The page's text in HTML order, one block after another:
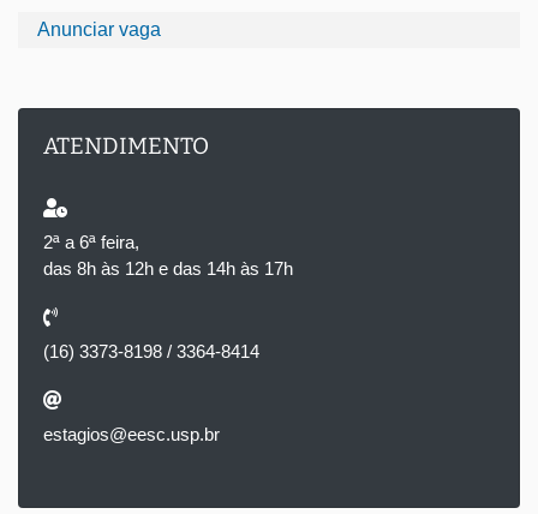
Anunciar vaga
ATENDIMENTO
2ª a 6ª feira,
das 8h às 12h e das 14h às 17h
(16) 3373-8198 / 3364-8414
estagios@eesc.usp.br